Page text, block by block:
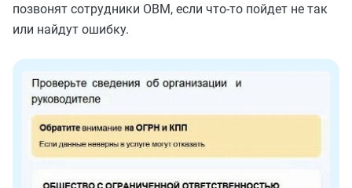
позвонят сотрудники ОВМ, если что-то пойдет не так
или найдут ошибку.